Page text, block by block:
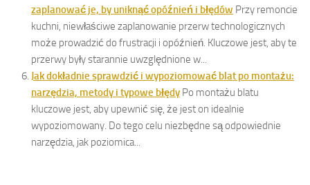
zaplanować je, by uniknąć opóźnień i błędów Przy remoncie
kuchni, niewłaściwe zaplanowanie przerw technologicznych
może prowadzić do frustracji i opóźnień. Kluczowe jest, aby te
przerwy były starannie uwzględnione w...
Jak dokładnie sprawdzić i wypoziomować blat po montażu:
narzędzia, metody i typowe błędy Po montażu blatu
kluczowe jest, aby upewnić się, że jest on idealnie
wypoziomowany. Do tego celu niezbędne są odpowiednie
narzędzia, jak poziomica...